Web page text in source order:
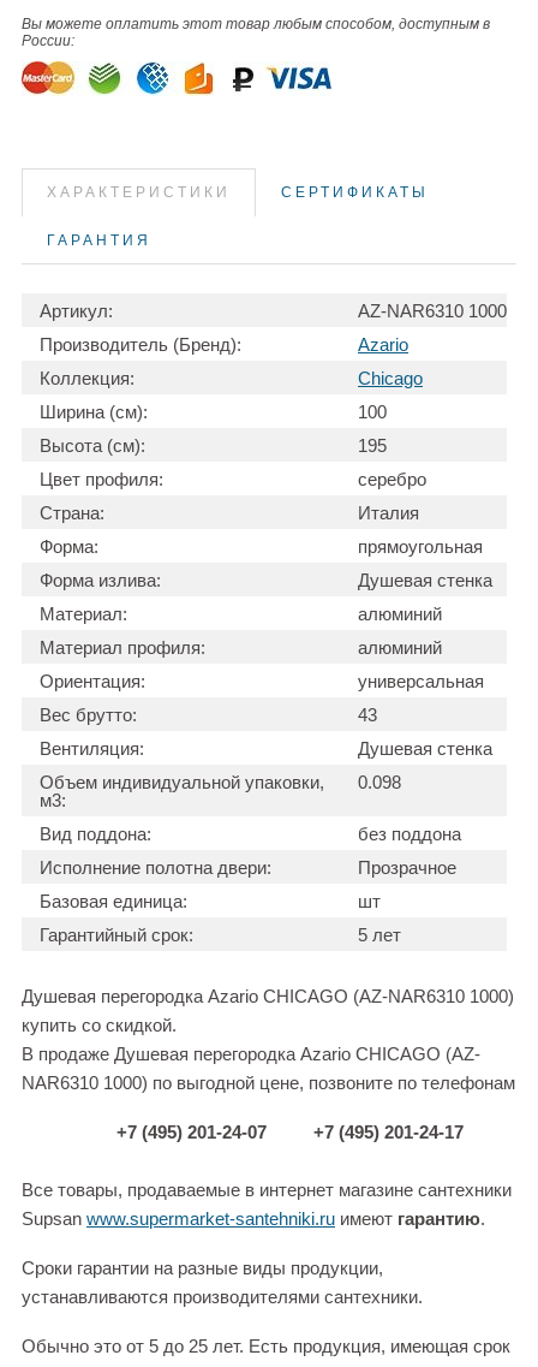
Вы можете оплатить этот товар любым способом, доступным в
России:
ХАРАКТЕРИСТИКИ СЕРТИФИКАТЫ
ГАРАНТИЯ
Артикул:
AZ-NAR6310 1000
Производитель (Бренд):
Azario
Коллекция:
Chicago
Ширина (см):
100
Высота (см):
195
Цвет профиля:
серебро
Страна:
Италия
Форма:
прямоугольная
Форма излива:
Душевая стенка
Материал:
алюминий
Материал профиля:
алюминий
Ориентация:
универсальная
Вес брутто:
43
Вентиляция:
Душевая стенка
Объем индивидуальной упаковки,
м3:
0.098
Вид поддона:
без поддона
Исполнение полотна двери:
Прозрачное
Базовая единица:
шт
Гарантийный срок:
5 лет
Душевая перегородка Azario CHICAGO (AZ-NAR6310 1000)
купить со скидкой.
В продаже Душевая перегородка Azario CHICAGO (AZ-
NAR6310 1000) по выгодной цене, позвоните по телефонам
+7 (495) 201-24-07 +7 (495) 201-24-17
Все товары, продаваемые в интернет магазине сантехники
Supsan www.supermarket-santehniki.ru имеют гарантию.
Сроки гарантии на разные виды продукции,
устанавливаются производителями сантехники.
Обычно это от 5 до 25 лет. Есть продукция, имеющая срок